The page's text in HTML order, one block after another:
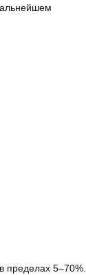
пределах 5–70%.